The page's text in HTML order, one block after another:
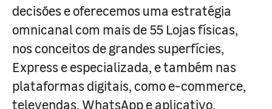
decisões e oferecemos uma estratégia
omnicanal com mais de 55 Lojas físicas,
nos conceitos de grandes superfícies,
Express e especializada, e também nas
plataformas digitais, como e-commerce,
televendas, WhatsApp e aplicativo.